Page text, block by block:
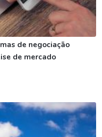
de negociação
de mercado